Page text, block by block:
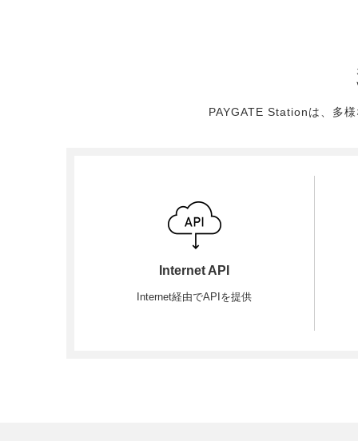
PAYGATE Stationは、多
Internet API
Internet経由でAPIを提供